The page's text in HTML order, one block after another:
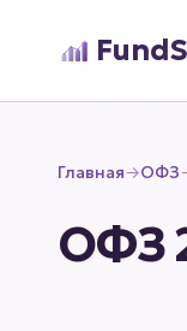
Главная→ОФЗ
ОФЗ